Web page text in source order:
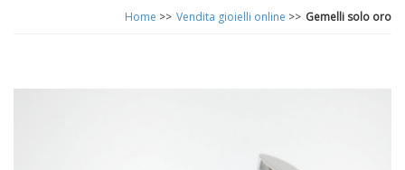
Gemelli solo oro
Vendita gioielli online >>
Home >>